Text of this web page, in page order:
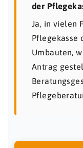
der
Ja, in vielen
Pflegekasse
Umbauten,
Antrag